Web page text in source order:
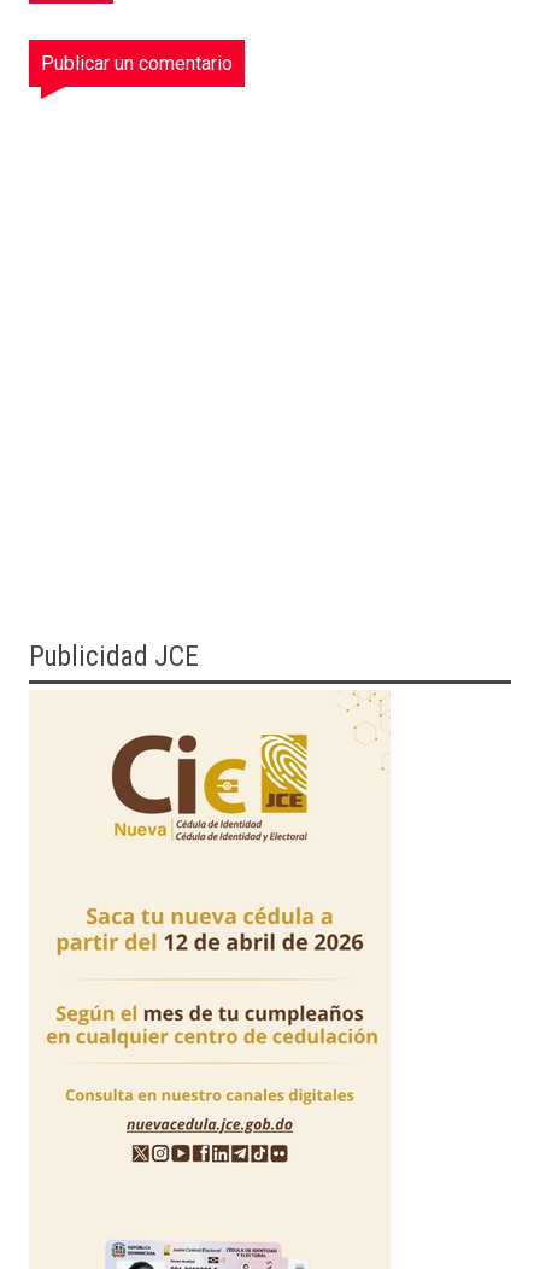
Publicar un comentario
Publicidad JCE